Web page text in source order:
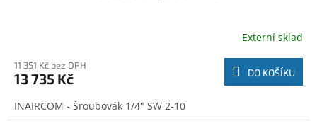
Externí sklad
11 351 Kč bez DPH
13 735 Kč DO KOŠÍKU
INAIRCOM - Šroubovák 1/4" SW 2-10